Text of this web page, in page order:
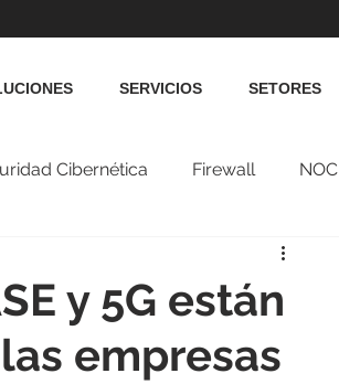
SERVICIOS SETORES
Cibernética Firewall NOC
y 5G están
empresas